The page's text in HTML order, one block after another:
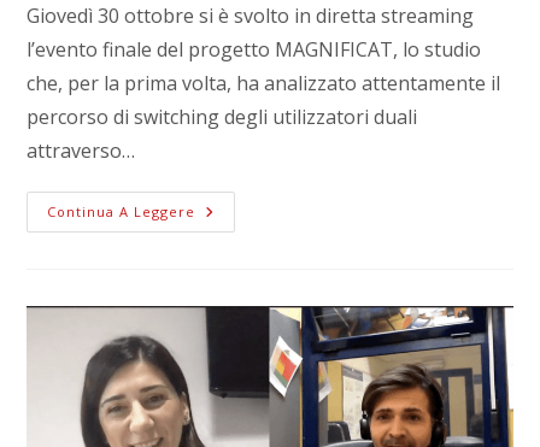
Giovedì 30 ottobre si è svolto in diretta streaming
l’evento finale del progetto MAGNIFICAT, lo studio
che, per la prima volta, ha analizzato attentamente il
percorso di switching degli utilizzatori duali
attraverso…
Continua A Leggere